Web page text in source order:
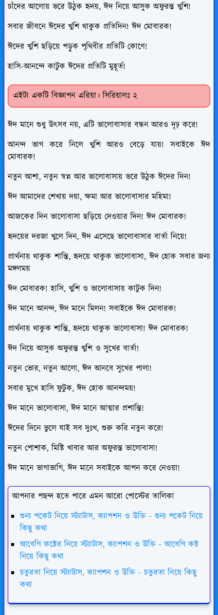
চাঁদের আলোয় ভরে উঠুক হৃদয়, ঈদ নিয়ে আসুক অফুরন্ত খুশি!
সবার জীবনে ঈদের খুশি থাকুক প্রতিদিন! ঈদ মোবারক!
ঈদের খুশি ছড়িয়ে পড়ুক পৃথিবীর প্রতিটি কোণে!
হাসি-আনন্দে কাটুক ঈদের প্রতিটি মুহূর্ত!
এইটা একটি বিজ্ঞাপন এরিয়া। সিরিয়ালঃ ২
ঈদ মানে শুধু উৎসব নয়, এটি ভালোবাসার বন্ধন আরও দৃঢ় করে!
আনন্দ ভাগ করে নিলে খুশি আরও বেড়ে যায়! সবাইকে ঈদ
মোবারক!
নতুন আশা, নতুন স্বপ্ন আর ভালোবাসায় ভরে উঠুক ঈদের দিন!
ঈদ আমাদের শেখায় দয়া, ক্ষমা আর ভালোবাসার মহিমা!
আজকের দিন ভালোবাসা ছড়িয়ে দেওয়ার দিন! ঈদ মোবারক!
হৃদয়ের দরজা খুলে দিন, ঈদ এসেছে ভালোবাসার বার্তা নিয়ে!
প্রার্থনায় থাকুক শান্তি, হৃদয়ে থাকুক ভালোবাসা, ঈদ হোক সবার জন্য
মঙ্গলময়
ঈদ মোবারক! হাসি, খুশি ও ভালোবাসায় কাটুক দিন!
ঈদ মানে আনন্দ, ঈদ মানে মিলন! সবাইকে ঈদ মোবারক!
প্রার্থনায় থাকুক শান্তি, হৃদয়ে থাকুক ভালোবাসা! ঈদ মোবারক!
ঈদ নিয়ে আসুক অফুরন্ত খুশি ও সুখের বার্তা!
নতুন ভোর, নতুন আলো, ঈদ আনবে সুখের পালা!
সবার মুখে হাসি ফুটুক, ঈদ হোক আনন্দময়!
ঈদ মানে ভালোবাসা, ঈদ মানে আত্মার প্রশান্তি!
ঈদের দিনে ভুলে যাই সব দুঃখ, শুরু করি নতুন করে!
নতুন পোশাক, মিষ্টি খাবার আর অফুরন্ত ভালোবাসা!
ঈদ মানে ভাগাভাগি, ঈদ মানে সবাইকে আপন করে নেওয়া!
আপনার পছন্দ হতে পারে এমন আরো পোস্টের তালিকা
শুন্য পকেট নিয়ে স্ট্যাটাস, ক্যাপশন ও উক্তি - শুন্য পকেট নিয়ে
কিছু কথা
আবেগি কষ্টের নিয়ে স্ট্যাটাস, ক্যাপশন ও উক্তি - আবেগি কষ্ট
নিয়ে কিছু কথা
চতুরতা নিয়ে স্ট্যাটাস, ক্যাপশন ও উক্তি - চতুরতা নিয়ে কিছু
কথা